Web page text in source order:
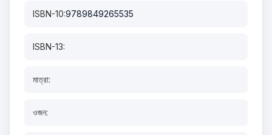
ISBN-10:9789849265535
ISBN-13:
মাত্রা:
ওজন: